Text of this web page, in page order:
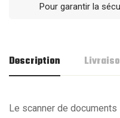
Pour garantir la
Description
Le scanner de